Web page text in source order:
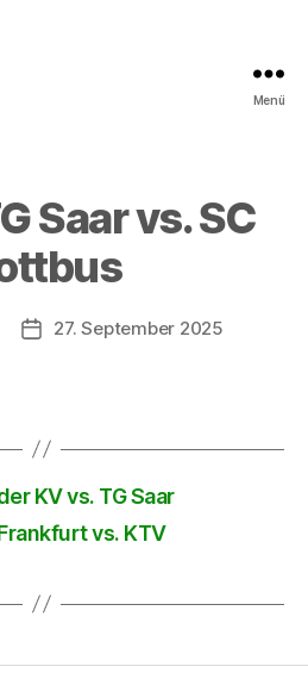
Menü
Saar vs. SC
Beitragsdatum
27. September 2025
KV vs. TG Saar
vs. KTV